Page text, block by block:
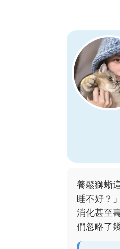
養鬆獅蜥
睡不好？
消化甚至
們忽略了